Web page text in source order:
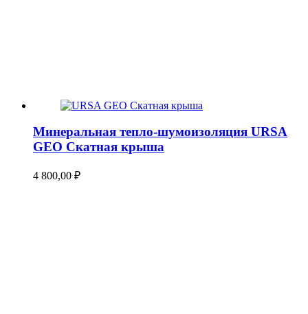
Минеральная тепло-шумоизоляция URSA
GEO Скатная крыша
4 800,00 ₽